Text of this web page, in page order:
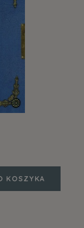
KOSZYKA